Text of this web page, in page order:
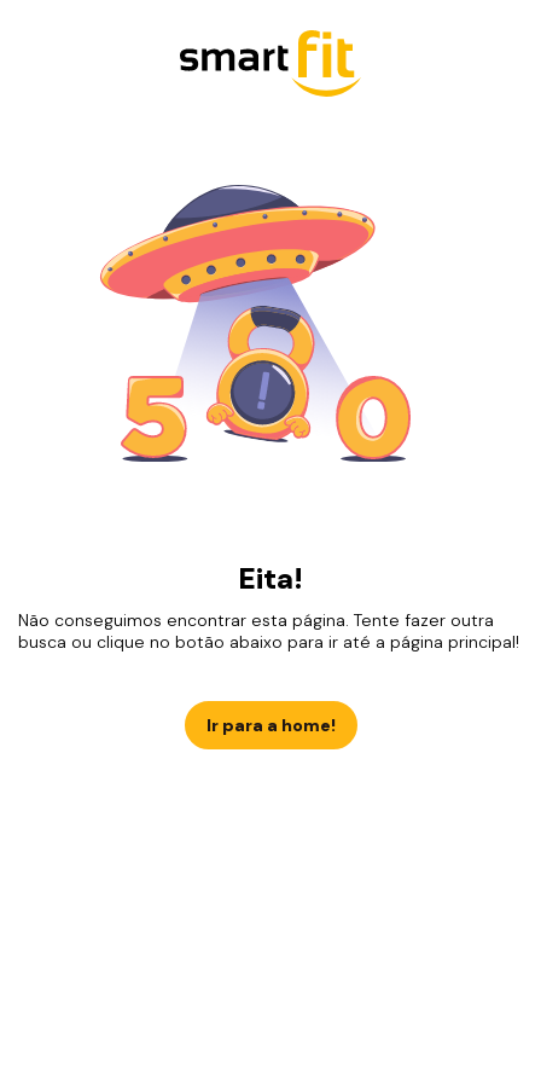
Eita!
Não conseguimos encontrar esta página. Tente fazer outra
busca ou clique no botão abaixo para ir até a página principal!
Ir para a home!